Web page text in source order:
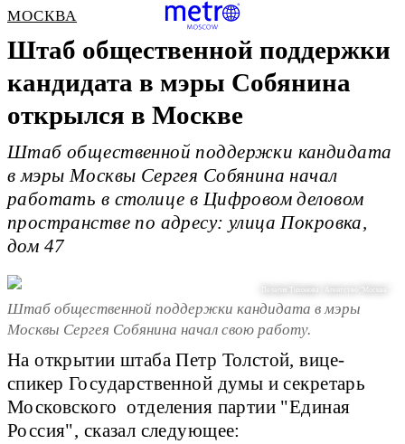
МОСКВА
Штаб общественной поддержки
кандидата в мэры Собянина
открылся в Москве
Штаб общественной поддержки кандидата
в мэры Москвы Сергея Собянина начал
работать в столице в Цифровом деловом
пространстве по адресу: улица Покровка,
дом 47
Пелагия Тихонова / Агентство "Москва"
Штаб общественной поддержки кандидата в мэры
Москвы Сергея Собянина начал свою работу.
На открытии штаба Петр Толстой, вице-
спикер Государственной думы и секретарь
Московского отделения партии "Единая
Россия", сказал следующее: